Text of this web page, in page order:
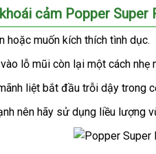
cảm Popper Super
hướng
dẫn
hoặc muốn kích thích tình dụctại
.
lỗ mũi còn lại một cách nhẹ
liệt bắt đầu trỗi dậy trong
nên hãy sử dụng liều lượng